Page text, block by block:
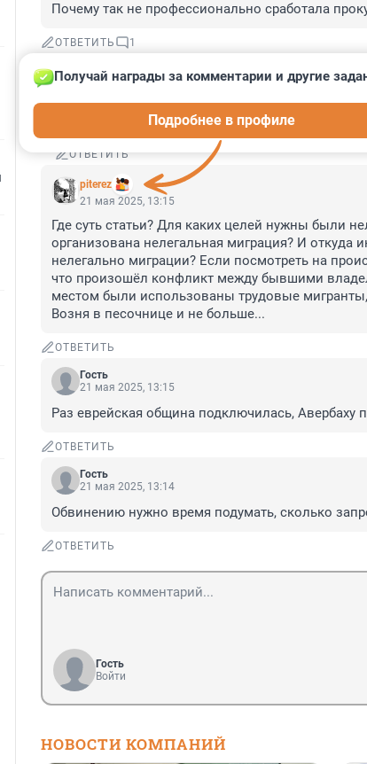
Почему так не профессионально сработала
ОТВЕТИТЬ 1
adamwest96
Гость, они так давно работают.
ОТВЕТИТЬ
piterez
Получай награды за комментарии и другие
Подробнее в профиле
21 мая 2025, 13:15
Где суть статьи? Для каких целей нужны были
организована нелегальная миграция? И откуда
нелегально миграции? Если посмотреть на
что произошёл конфликт между бывшими
местом были использованы трудовые
Возня в песочнице и не больше...
ОТВЕТИТЬ
Гость
21 мая 2025, 13:15
Раз еврейская община подключилась, Авербаху
ОТВЕТИТЬ
Гость
21 мая 2025, 13:14
Обвинению нужно время подумать, сколько
ОТВЕТИТЬ
Гость
Войти
НОВОСТИ КОМПАНИЙ